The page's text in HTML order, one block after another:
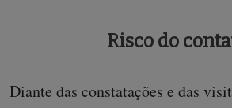
Risco do
Diante das constatações e das